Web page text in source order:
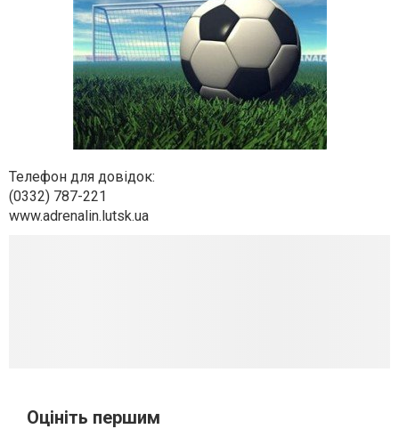
Телефон для довідок:
(0332) 787-221
www.adrenalin.lutsk.ua
Оцініть першим